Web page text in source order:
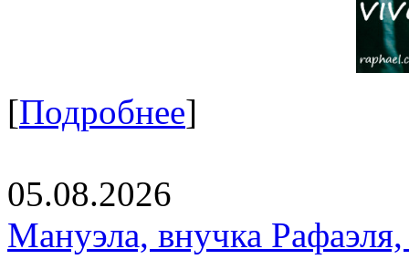
[Подробнее]
05.08.2026
Мануэла, внучка